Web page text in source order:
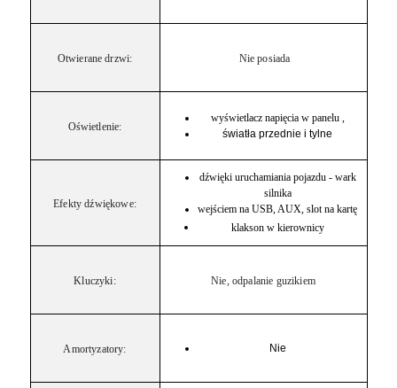
Otwierane drzwi: Nie posiada
Oświetlenie:
wyświetlacz napięcia w panelu ,
światła przednie i tylne
Efekty dźwiękowe:
dźwięki uruchamiania pojazdu - wark
silnika
wejściem na USB, AUX, slot na kartę
klakson w kierownicy
Kluczyki: Nie, odpalanie guzikiem
Amortyzatory: Nie